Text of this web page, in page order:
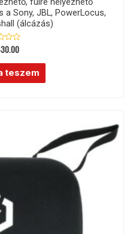
Sony, JBL, PowerLocus,
(álcázás)
teszem